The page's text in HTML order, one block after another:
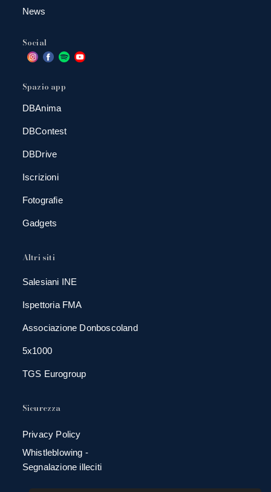
News
Social
Spazio app
DBAnima
DBContest
DBDrive
Iscrizioni
Fotografie
Gadgets
Altri siti
Salesiani INE
Ispettoria FMA
Associazione Donboscoland
5x1000
TGS Eurogroup
Sicurezza
Privacy Policy
Whistleblowing -
Segnalazione illeciti